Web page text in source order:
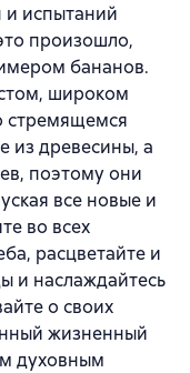
и испытаний
произошло,
бананов.
широком
стремящемся
из древесины, а
поэтому они
все новые и
во всех
расцветайте и
и наслаждайтесь
о своих
жизненный
духовным